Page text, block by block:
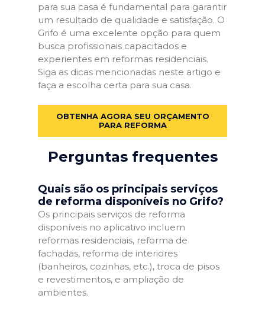
para sua casa é fundamental para garantir
um resultado de qualidade e satisfação. O
Grifo é uma excelente opção para quem
busca profissionais capacitados e
experientes em reformas residenciais.
Siga as dicas mencionadas neste artigo e
faça a escolha certa para sua casa.
OBTENHA AGORA SEU ORÇAMENTO
PARA REFORMA
Perguntas frequentes
Quais são os principais serviços
de reforma disponíveis no Grifo?
Os principais serviços de reforma
disponíveis no aplicativo incluem
reformas residenciais, reforma de
fachadas, reforma de interiores
(banheiros, cozinhas, etc.), troca de pisos
e revestimentos, e ampliação de
ambientes.